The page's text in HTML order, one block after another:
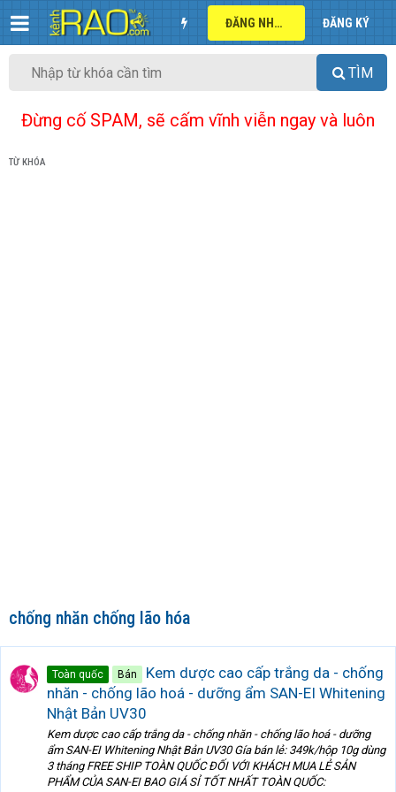
ĐĂNG NHẬP ĐĂNG KÝ
TÌM
Đừng cố SPAM, sẽ cấm vĩnh viễn ngay và luôn
TỪ KHÓA
chống nhăn chống lão hóa
Toàn quốc Bán
Kem dược cao cấp trắng da - chống
nhăn - chống lão hoá - dưỡng ẩm SAN-EI Whitening
Nhật Bản UV30
Kem dược cao cấp trắng da - chống nhăn - chống lão hoá - dưỡng
ẩm SAN-EI Whitening Nhật Bản UV30 Gía bán lẻ: 349k/hộp 10g dùng
3 tháng FREE SHIP TOÀN QUỐC ĐỐI VỚI KHÁCH MUA LẺ SẢN
PHẨM CỦA SAN-EI BAO GIÁ SỈ TỐT NHẤT TOÀN QUỐC: